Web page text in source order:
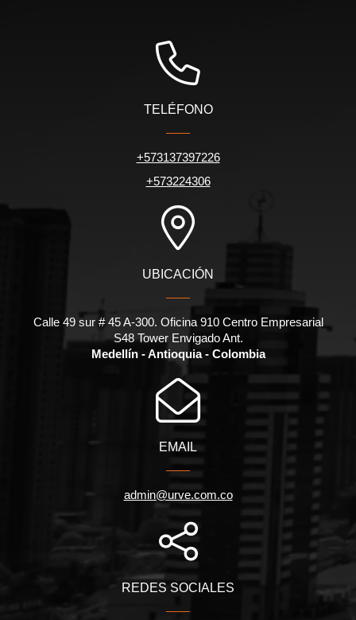
TELÉFONO
+573137397226
+573224306
UBICACIÓN
Calle 49 sur # 45 A-300. Oficina 910 Centro Empresarial
S48 Tower Envigado Ant.
Medellín - Antioquia - Colombia
EMAIL
admin@urve.com.co
REDES SOCIALES